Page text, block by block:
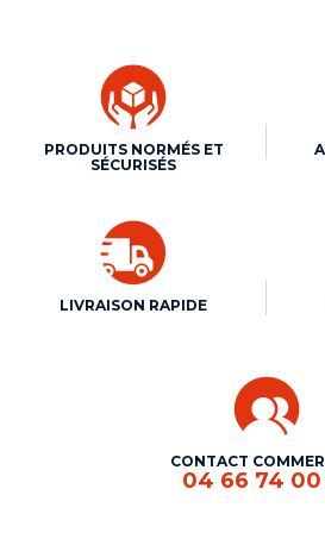
PRODUITS NORMÉS ET
SÉCURISÉS
LIVRAISON RAPIDE
CONTACT
04 66 74 00